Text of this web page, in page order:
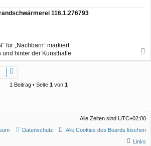
116.1.276793
für „Nachbarn“ markiert.
hinter der Kunsthalle.
a
1 Beitrag • Seite 1 von 1
Alle Zeiten sind UTC+02:00
Alle Cookies des Boards löschen
Datenschutz
Links